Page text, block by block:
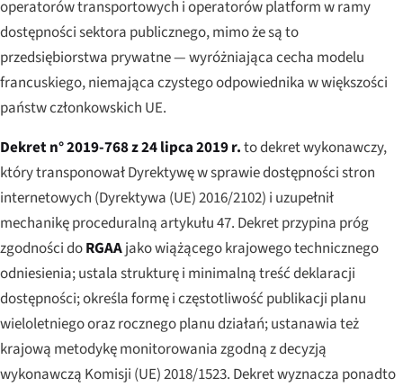
operatorów transportowych i operatorów platform w ramy
dostępności sektora publicznego, mimo że są to
przedsiębiorstwa prywatne — wyróżniająca cecha modelu
francuskiego, niemająca czystego odpowiednika w większości
państw członkowskich UE.
Dekret n° 2019-768 z 24 lipca 2019 r.to dekret wykonawczy,
który transponował Dyrektywę w sprawie dostępności stron
internetowych (Dyrektywa (UE) 2016/2102) i uzupełnił
mechanikę proceduralną artykułu 47. Dekret przypina próg
zgodności doRGAAjako wiążącego krajowego technicznego
odniesienia; ustala strukturę i minimalną treść deklaracji
dostępności; określa formę i częstotliwość publikacji planu
wieloletniego oraz rocznego planu działań; ustanawia też
krajową metodykę monitorowania zgodną z decyzją
wykonawczą Komisji (UE) 2018/1523. Dekret wyznacza ponadto